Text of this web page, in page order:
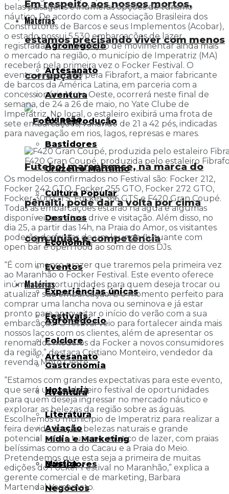
Matérias
Agronegócio
Artesanato
Aventura
Aviação
Bastidores
Cruzeiro Marítimo
Cultura Popular
Destinos
Economia
Eventos
Experiências únicas
Festivais
Folclore
Gastronomia
Hotelaria
Literatura
Mídia e Marketing
Música
Negócios
Em respeito aos nossos mortos,
estamos precisando viver com menos
corrupção!
Futebol maranhense, na marca do
pênalti, pode dar a volta por cima
com união e competência
Matérias
Agronegócio
Artesanato
Aventura
Aviação
Bastidores
belas paisagens e inúmeras opções de turismo
náutico. De acordo com a Associação Brasileira dos
Construtores de Barcos e seus Implementos (Acobar),
o estado possui 5.530 embarcações de lazer
registradas. Com projeção de movimentar ainda mais
o mercado na região, o município de Imperatriz (MA)
receberá pela primeira vez o Focker Festival. O
evento, organizado pela Fibrafort, a maior fabricante
de barcos da América Latina, em parceria com a
concessionária Moto Oeste, ocorrerá neste final de
semana, de 24 a 26 de maio, no Yate Clube de
Imperatriz. No local, o estaleiro exibirá uma frota de
sete embarcações, variando de 21 a 42 pés, indicadas
para navegação em rios, lagos, represas e mares.
F420 Gran Coupé, produzida pelo estaleiro
Os modelos confirmados no Festival são: Focker 212,
Focker 242 GTO, Focker 255 GTO, Focker 272 GTO,
Focker 300 GTS, Focker 366 GTS e F420 Gran Coupé.
Todas as embarcações estarão na água e algumas
disponíveis para test drive e visitação. Além disso, no
dia 25, a partir das 14h, na Praia do Amor, os visitantes
poderão desfrutar de um lounge flutuante com
open bar e open food ao som de dois DJs.
“É com imenso prazer que traremos pela primeira vez
ao Maranhão o Focker Festival. Este evento oferece
inúmeras oportunidades para quem deseja trocar ou
atualizar sua embarcação. É o momento perfeito para
comprar uma lancha nova ou seminova e já estar
pronto para aproveitar o início do verão com a sua
embarcação. O festival veio para fortalecer ainda mais
nossos laços com os clientes, além de apresentar os
renomados modelos da Focker a novos consumidores
da região,” destaca Cristiano Monteiro, vendedor da
revenda Moto Oeste.
“Estamos com grandes expectativas para este evento,
que será um verdadeiro festival de oportunidades
para quem deseja ingressar no mercado náutico e
explorar as belezas da região sobre as águas.
Escolhemos o município de Imperatriz para realizar a
feira devido às suas belezas naturais e grande
potencial para o turismo náutico de lazer, com praias
belíssimas como a do Cacau e a Praia do Meio.
Pretendemos que esta seja a primeira de muitas
edições do Focker Festival no Maranhão,” explica a
gerente comercial e de marketing, Barbara
Martendal Yamamoto.